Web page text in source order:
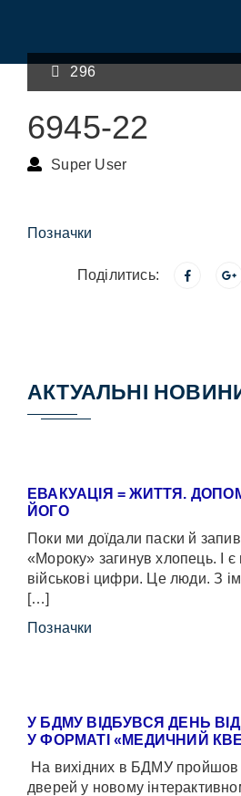
296
6945-22
Super User
Позначки
Поділитись:
АКТУАЛЬНІ
ЕВАКУАЦІЯ = ЖИТТЯ.
ЙОГО
Поки ми доїдали паски й
«Мороку» загинув хлопець. І
військові цифри. Це люди. З
[…]
Позначки
У БДМУ ВІДБУВСЯ ДЕНЬ
У ФОРМАТІ «МЕДИЧНИЙ
На вихідних в БДМУ пройшов
дверей у новому